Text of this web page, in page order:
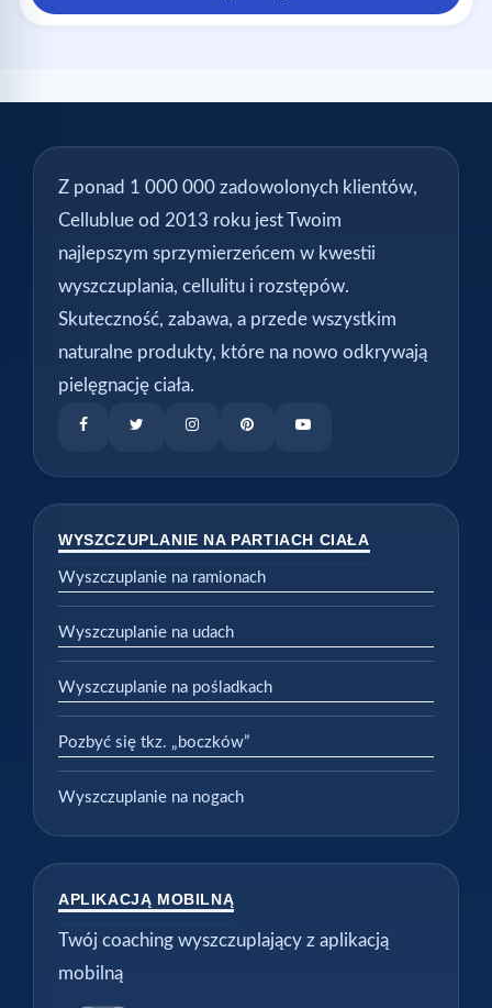
Z ponad 1 000 000 zadowolonych klientów,
Cellublue od 2013 roku jest Twoim
najlepszym sprzymierzeńcem w kwestii
wyszczuplania, cellulitu i rozstępów.
Skuteczność, zabawa, a przede wszystkim
naturalne produkty, które na nowo odkrywają
pielęgnację ciała.
WYSZCZUPLANIE NA PARTIACH CIAŁA
Wyszczuplanie na ramionach
Wyszczuplanie na udach
Wyszczuplanie na pośladkach
Pozbyć się tkz. „boczków”
Wyszczuplanie na nogach
APLIKACJĄ MOBILNĄ
Twój coaching wyszczuplający z aplikacją
mobilną